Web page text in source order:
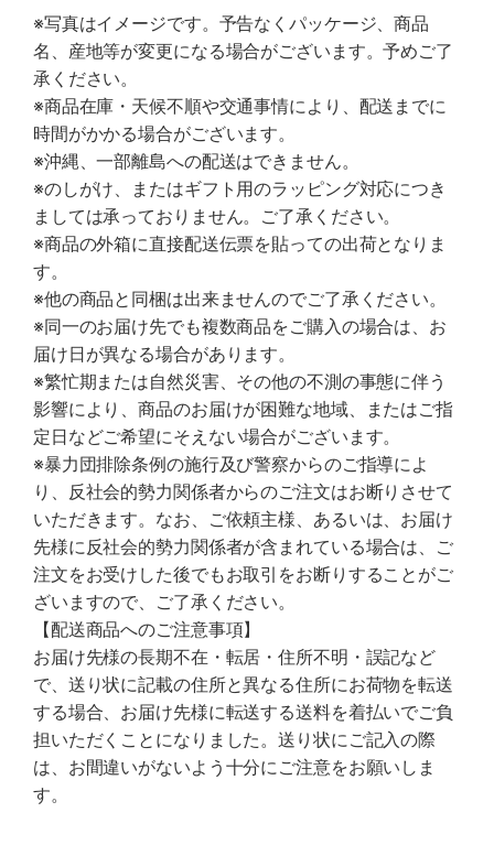
※写真はイメージです。予告なくパッケージ、商品
名、産地等が変更になる場合がございます。予めご了
承ください。
※商品在庫・天候不順や交通事情により、配送までに
時間がかかる場合がございます。
※沖縄、一部離島への配送はできません。
※のしがけ、またはギフト用のラッピング対応につき
ましては承っておりません。ご了承ください。
※商品の外箱に直接配送伝票を貼っての出荷となりま
す。
※他の商品と同梱は出来ませんのでご了承ください。
※同一のお届け先でも複数商品をご購入の場合は、お
届け日が異なる場合があります。
※繁忙期または自然災害、その他の不測の事態に伴う
影響により、商品のお届けが困難な地域、またはご指
定日などご希望にそえない場合がございます。
※暴力団排除条例の施行及び警察からのご指導によ
り、反社会的勢力関係者からのご注文はお断りさせて
いただきます。なお、ご依頼主様、あるいは、お届け
先様に反社会的勢力関係者が含まれている場合は、ご
注文をお受けした後でもお取引をお断りすることがご
ざいますので、ご了承ください。
【配送商品へのご注意事項】
お届け先様の長期不在・転居・住所不明・誤記など
で、送り状に記載の住所と異なる住所にお荷物を転送
する場合、お届け先様に転送する送料を着払いでご負
担いただくことになりました。送り状にご記入の際
は、お間違いがないよう十分にご注意をお願いしま
す。